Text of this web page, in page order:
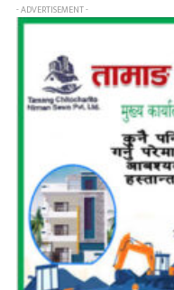
- ADVERTISEMENT -